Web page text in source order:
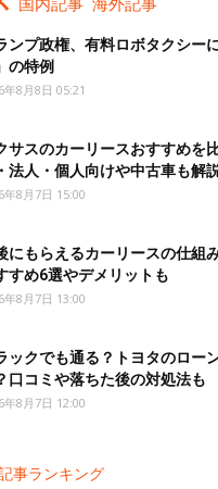
ンプ政権、有料ロボタクシー
の特例
年8月8日 05:21
サスのカーリースおすすめを
法人・個人向けや中古車も解
年8月7日 15:00
にもらえるカーリースの仕組
すめ6選やデメリットも
年8月7日 13:00
ックでも通る？トヨタのロー
口コミや落ちた後の対処法も
年8月7日 12:00
事ランキング